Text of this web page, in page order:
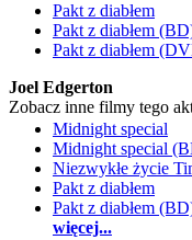
Pakt z diabłem
Pakt z diabłem
Pakt z diabłem
Joel Edgerton
Zobacz inne filmy tego
Midnight special
Midnight special
Niezwykłe życie
Pakt z diabłem
Pakt z diabłem
więcej...